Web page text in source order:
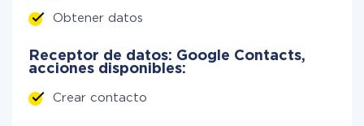
Obtener datos
Receptor de datos: Google Contacts,
acciones disponibles:
Crear contacto